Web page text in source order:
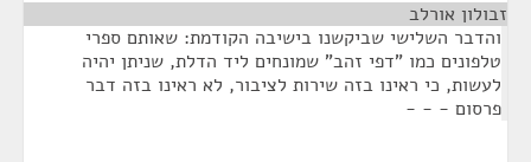
זבולון אורלב
והדבר השלישי שביקשנו בישיבה הקודמת: שאותם ספרי
טלפונים כמו "דפי זהב" שמונחים ליד הדלת, שניתן יהיה
לעשות, כי ראינו בזה שירות לציבור, לא ראינו בזה דבר
פרסום - - -